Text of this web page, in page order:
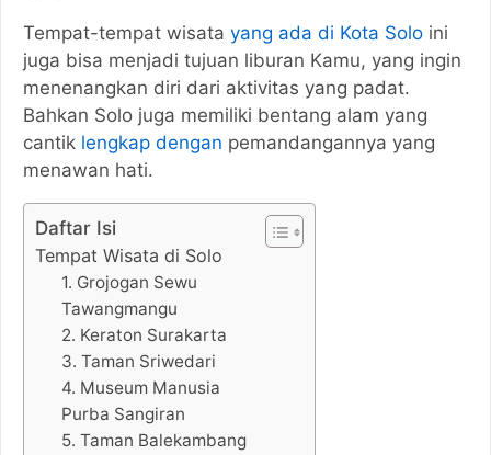
Tempat-tempat wisata yang ada di Kota Solo ini
juga bisa menjadi tujuan liburan Kamu, yang ingin
menenangkan diri dari aktivitas yang padat.
Bahkan Solo juga memiliki bentang alam yang
cantik lengkap dengan pemandangannya yang
menawan hati.
Daftar Isi
Tempat Wisata di Solo
1. Grojogan Sewu
Tawangmangu
2. Keraton Surakarta
3. Taman Sriwedari
4. Museum Manusia
Purba Sangiran
5. Taman Balekambang